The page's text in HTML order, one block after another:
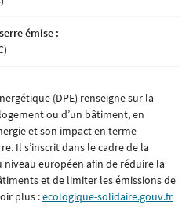
Restez
Inscription
émise :
(DPE) renseigne sur la
ou d’un bâtiment, en
et son impact en terme
Il s’inscrit dans le cadre de la
européen afin de réduire la
et de limiter les émissions de
plus :ecologique-solidaire.gouv.fr